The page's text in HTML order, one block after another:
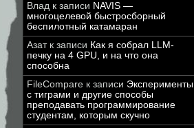
Влад к записи NAVIS —
многоцелевой быстросборный
беспилотный катамаран
Азатк записи Как я собрал LLM-
печку на 4 GPU, и на что она
способна
FileCompare к записи Эксперименты
с тиграми и другие способы
преподавать программирование
студентам, которым скучно